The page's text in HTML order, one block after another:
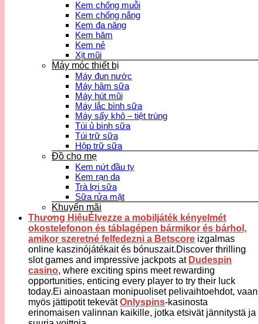
Kem chống muỗi
Kem chống nắng
Kem đa năng
Kem hăm
Kem nẻ
Xịt mũi
Máy móc thiết bị
Máy đun nước
Máy hâm sữa
Máy hút mũi
Máy lắc bình sữa
Máy sấy khô – tiệt trùng
Túi ủ bình sữa
Túi trữ sữa
Hộp trữ sữa
Đồ cho mẹ
Kem nứt đầu ty
Kem rạn da
Trà lợi sữa
Sữa rửa mặt
Khuyến mãi
Thương HiệuÉlvezze a mobiljáték kényelmét
okostelefonon és táblagépen bármikor és bárhol,
amikor szeretné felfedezni a Betscore izgalmas
online kaszinójátékait és bónuszait.Discover thrilling
slot games and impressive jackpots at Dudespin
casino, where exciting spins meet rewarding
opportunities, enticing every player to try their luck
today.Ei ainoastaan monipuoliset pelivaihtoehdot, vaan
myös jättipotit tekevätOnlyspins-kasinosta
erinomaisen valinnan kaikille, jotka etsivät jännitystä ja